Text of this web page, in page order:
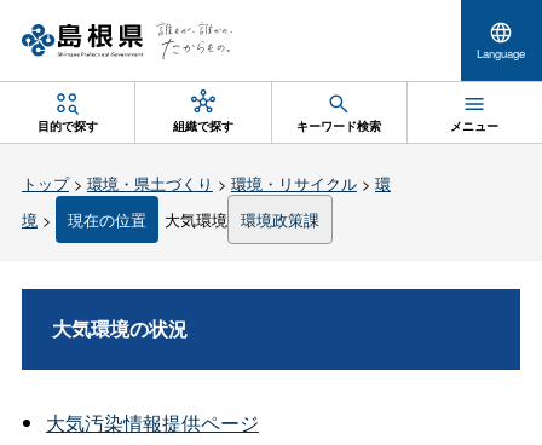
Language
目的で探す 組織で探す キーワード検索 メニュー
トップ> 環境・県土づくり > 環境・リサイクル> 環
境> 現在の位置 大気環境 環境政策課
大気環境の状況
大気汚染情報提供ページ